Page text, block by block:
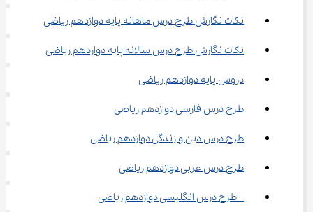
نکات نگارش طرح درس ماهانه پایه دوازدهم ریاضی
نکات نگارش طرح درس سالانه پایه دوازدهم ریاضی
دروس پایه دوازدهم ریاضی
طرح درس فارسی دوازدهم ریاضی
طرح درس دین و زندگی دوازدهم ریاضی
طرح درس عربی دوازدهم ریاضی
طرح درس انگلیسی دوازدهم ریاضی